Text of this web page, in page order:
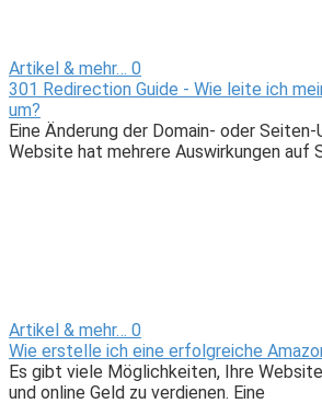
Artikel & mehr… 0
301 Redirection Guide - Wie leite ich
um?
Eine Änderung der Domain- oder Seiten-
Website hat mehrere Auswirkungen auf
Artikel & mehr… 0
Wie erstelle ich eine erfolgreiche
Es gibt viele Möglichkeiten, Ihre
und online Geld zu verdienen. Eine